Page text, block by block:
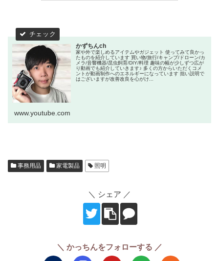
かずちんch
家や外で楽しめるアイテムやガジェット 使ってみて良かっ
たものを紹介しています 買い物/旅行/キャンプ/ドローン/カ
メラ/音響機器/昆虫飼育/DIY/料理 趣味の幅が少しずつ広が
り動画でも紹介していきます♪ 多くの方からいただくコメ
ントが動画制作へのエネルギーになっています 拙い説明で
はございますが改善改良を心がけ...
www.youtube.com
事務用品 家電製品 照明
＼ シェア ／
＼ かっちんをフォローする ／